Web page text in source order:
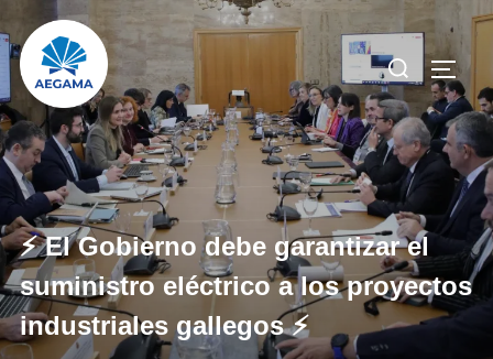
al
contenido
Buscar:
⚡️ El Gobierno debe garantizar el
suministro eléctrico a los proyectos
industriales gallegos ⚡️